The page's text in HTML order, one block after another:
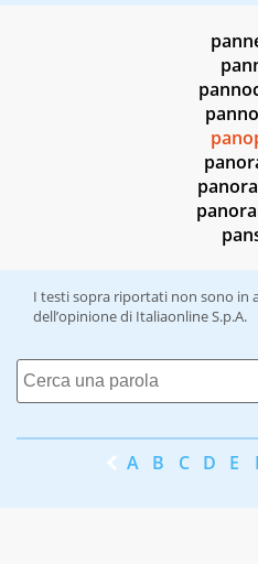
I testi sopra riportati non sono in
dell’opinione di Italiaonline S.p.A.
A B C D E